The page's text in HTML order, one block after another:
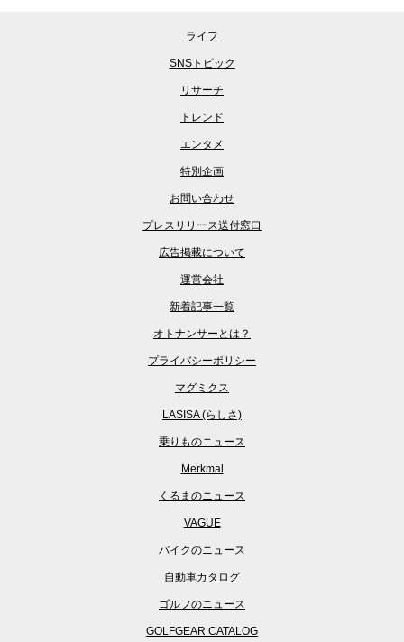
ライフ
SNSトピック
リサーチ
トレンド
エンタメ
特別企画
お問い合わせ
プレスリリース送付窓口
広告掲載について
運営会社
新着記事一覧
オトナンサーとは？
プライバシーポリシー
マグミクス
LASISA (らしさ)
乗りものニュース
Merkmal
くるまのニュース
VAGUE
バイクのニュース
自動車カタログ
ゴルフのニュース
GOLFGEAR CATALOG